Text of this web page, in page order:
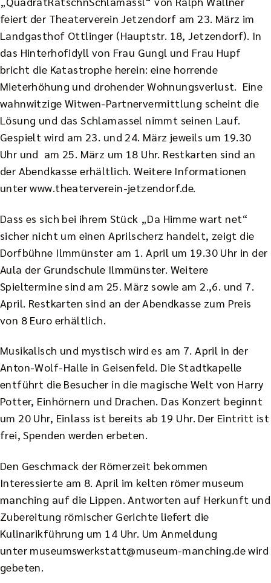
feiert der Theaterverein Jetzendorf am 23. März im
Landgasthof Ottlinger (Hauptstr. 18, Jetzendorf). In
das Hinterhofidyll von Frau Gungl und Frau Hupf
bricht die Katastrophe herein: eine horrende
Mieterhöhung und drohender Wohnungsverlust. Eine
wahnwitzige Witwen-Partnervermittlung scheint die
Lösung und das Schlamassel nimmt seinen Lauf.
Gespielt wird am 23. und 24. März jeweils um 19.30
Uhr und am 25. März um 18 Uhr. Restkarten sind an
der Abendkasse erhältlich. Weitere Informationen
unterwww.theaterverein-jetzendorf.de.
Dass es sich bei ihrem Stück „Da Himme wart net“
sicher nicht um einen Aprilscherz handelt, zeigt die
Dorfbühne Ilmmünster am 1. April um 19.30 Uhr in der
Aula der Grundschule Ilmmünster. Weitere
Spieltermine sind am 25. März sowie am 2.,6. und 7.
April. Restkarten sind an der Abendkasse zum Preis
von 8 Euro erhältlich.
Musikalisch und mystisch wird es am 7. April in der
Anton-Wolf-Halle in Geisenfeld. Die Stadtkapelle
entführt die Besucher in die magische Welt von Harry
Potter, Einhörnern und Drachen. Das Konzert beginnt
um 20 Uhr, Einlass ist bereits ab 19 Uhr. Der Eintritt ist
frei, Spenden werden erbeten.
Den Geschmack der Römerzeit bekommen
Interessierte am 8. April im kelten römer museum
manching auf die Lippen. Antworten auf Herkunft und
Zubereitung römischer Gerichte liefert die
Kulinarikführung um 14 Uhr. Um Anmeldung
unter museumswerkstatt@museum-manching.dewird
gebeten.